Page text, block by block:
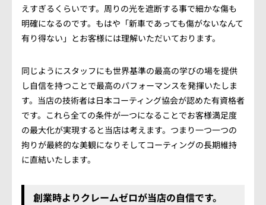
定休日：第3日曜/水曜定休
えすぎるくらいです。周りの光を遮断する事で細かな傷も
明確になるのです。もはや「新車であっても傷がないなんて
有り得ない」とお客様には理解いただいております。
同じようにスタッフにも世界基準の最高の学びの場を提供
し自信を持つことで最高のパフォーマンスを発揮いたしま
す。当店の技術者は日本コーティング協会が認めた有資格者
です。これら全ての条件が一つになることでお客様満足度
の最大化が実現すると当店は考えます。つまり一つ一つの
拘りが最終的な美観になりそしてコーティングの長期維持
に直結いたします。
創業時よりクレームゼロが当店の自信です。